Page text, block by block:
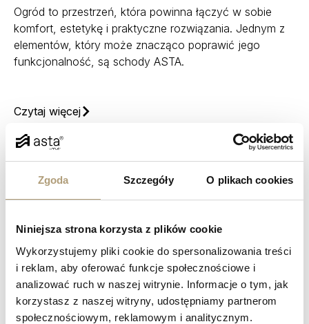
Zgoda Szczegóły O plikach cookies
Niniejsza strona korzysta z plików cookie
Wykorzystujemy pliki cookie do spersonalizowania treści
i reklam, aby oferować funkcje społecznościowe i
analizować ruch w naszej witrynie. Informacje o tym, jak
korzystasz z naszej witryny, udostępniamy partnerom
społecznościowym, reklamowym i analitycznym.
Ogród to przestrzeń, która powinna łączyć w sobie
komfort, estetykę i praktyczne rozwiązania. Jednym z
elementów, który może znacząco poprawić jego
funkcjonalność, są schody ASTA.
Czytaj więcej